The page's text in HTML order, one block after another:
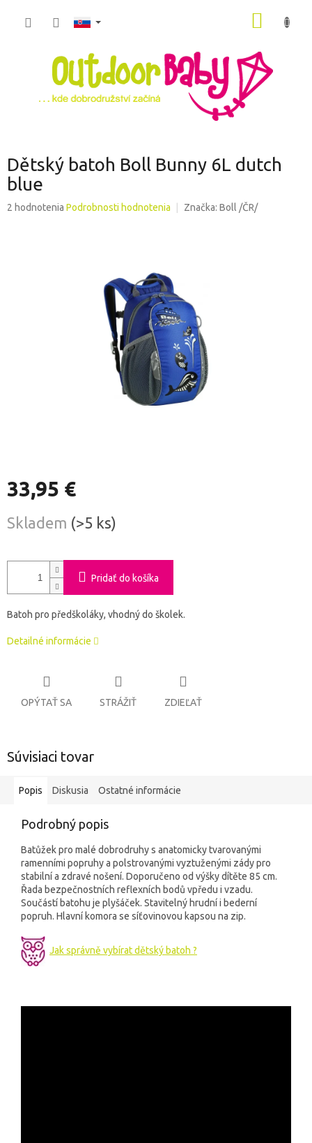
Dětský batoh Boll Bunny 6L dutch
blue
Priemerné
2 hodnotenia Podrobnosti hodnotenia Značka: Boll /ČR/
33,95 €
cena:
Skladem (>5 ks)
Pridať do košíka
Batoh pro předškoláky, vhodný do školek.
Detailné informácie
OPÝTAŤ SA STRÁŽIŤ ZDIEĽAŤ
Súvisiaci tovar
Popis Diskusia Ostatné informácie
Podrobný popis
Batůžek pro malé dobrodruhy s anatomicky tvarovanými
ramenními popruhy a polstrovanými vyztuženými zády pro
stabilní a zdravé nošení. Doporučeno od výšky dítěte 85 cm.
Řada bezpečnostních reflexních bodů vpředu i vzadu.
Součástí batohu je plyšáček. Stavitelný hrudní i bederní
popruh. Hlavní komora se síťovinovou kapsou na zip.
Jak správně vybírat dětský batoh ?